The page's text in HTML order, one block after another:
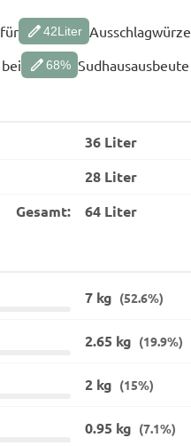
für edit42Liter Ausschlagwürze
bei edit68% Sudhausausbeute
36 Liter
28 Liter
Gesamt:
64 Liter
7 kg (52.6%)
2.65 kg (19.9%)
2 kg (15%)
0.95 kg (7.1%)